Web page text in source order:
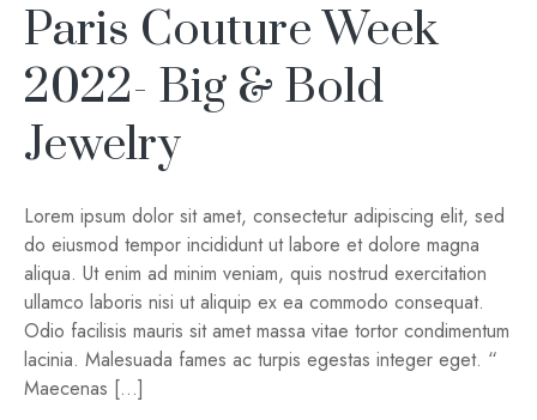
Paris Couture Week
2022- Big & Bold
Jewelry
Lorem ipsum dolor sit amet, consectetur adipiscing elit, sed
do eiusmod tempor incididunt ut labore et dolore magna
aliqua. Ut enim ad minim veniam, quis nostrud exercitation
ullamco laboris nisi ut aliquip ex ea commodo consequat.
Odio facilisis mauris sit amet massa vitae tortor condimentum
lacinia. Malesuada fames ac turpis egestas integer eget. “
Maecenas […]